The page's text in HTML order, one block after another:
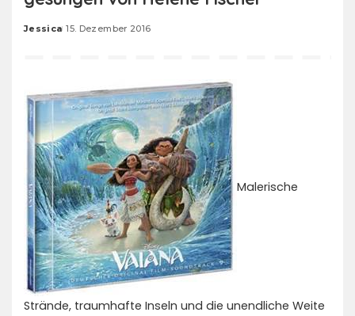
Posted
Jessica 15. Dezember 2016
Malerische
Strände, traumhafte Inseln und die unendliche Weite